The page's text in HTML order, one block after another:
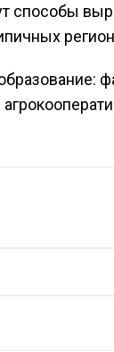
способы